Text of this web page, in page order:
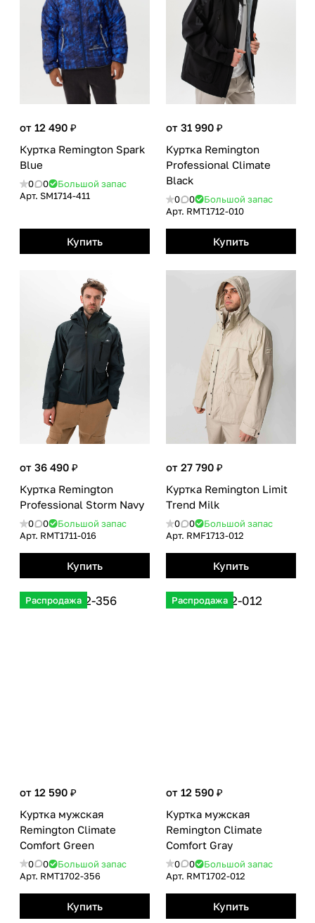
от 12 490 ₽
Куртка Remington Spark
Blue
0 0
Большой запас
Арт. SM1714-411
Купить
от 31 990 ₽
Куртка Remington
Professional Сlimate
Black
0 0
Большой запас
Арт. RMT1712-010
Купить
от 36 490 ₽
Куртка Remington
Professional Storm Navy
0 0
Большой запас
Арт. RMT1711-016
Купить
от 27 790 ₽
Куртка Remington Limit
Тrend Milk
0 0
Большой запас
Арт. RMF1713-012
Купить
Распродажа
от 12 590 ₽
Куртка мужская
Remington Сlimate
Сomfort Green
0 0
Большой запас
Арт. RMТ1702-356
Купить
Распродажа
от 12 590 ₽
Куртка мужская
Remington Сlimate
Сomfort Gray
0 0
Большой запас
Арт. RMТ1702-012
Купить